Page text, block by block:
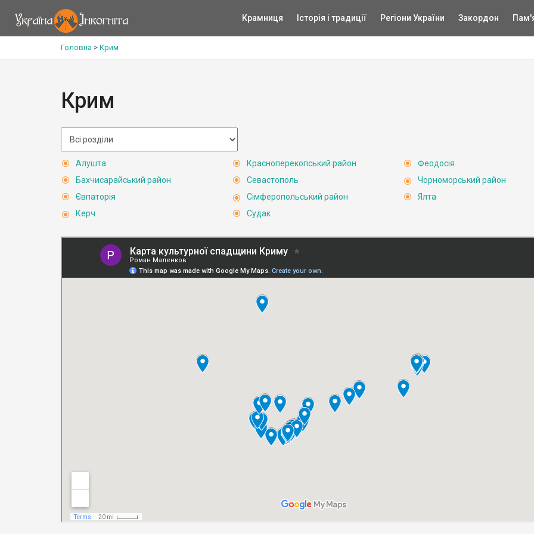
Крамниця Історія і традиції Регіони України Закордон
Головна > Крим
Крим
Алушта
Бахчисарайський район
Євпаторія
Керч
Красноперекопський район
Севастополь
Сімферопольський район
Судак
Феодосія
Чорноморський район
Ялта